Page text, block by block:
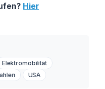
Hier
Elektromobilität
USA